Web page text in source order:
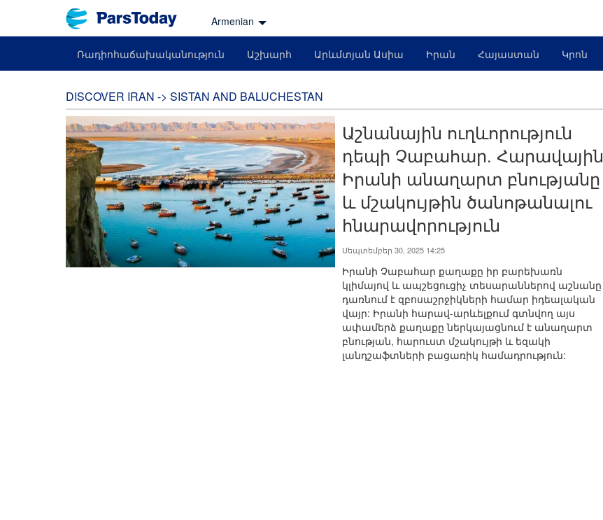
Armenian
Ռադիոհաճախականություն Աշխարհ Արևմտյան Ասիա Իրան Հայաստան Կրոն
DISCOVER IRAN -> SISTAN AND BALUCHESTAN
Աշնանային ուղևորություն
դեպի Չաբահար. Հարավային
Իրանի անաղարտ բնությանը
և մշակույթին ծանոթանալու
հնարավորություն
Սեպտեմբեր 30, 2025 14:25
Իրանի Չաբահար քաղաքը իր բարեխառն
կլիմայով և ապշեցուցիչ տեսարաններով աշնանը
դառնում է զբոսաշրջիկների համար իդեալական
վայր: Իրանի հարավ-արևելքում գտնվող այս
ափամերձ քաղաքը ներկայացնում է անաղարտ
բնության, հարուստ մշակույթի և եզակի
լանդշաֆտների բացառիկ համադրություն: